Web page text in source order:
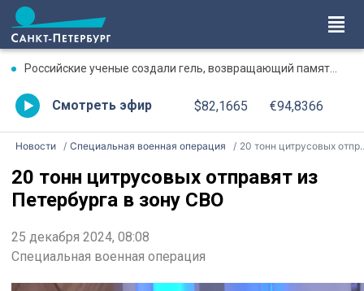
Российские ученые создали гель, возвращающий память после травмы
Смотреть эфир $82,1665 €94,8366
Новости Специальная военная операция 20 тонн цитрусовых отправят из Петербурга в зону СВО
20 тонн цитрусовых отправят из
Петербурга в зону СВО
25 декабря 2024, 08:08
Специальная военная операция